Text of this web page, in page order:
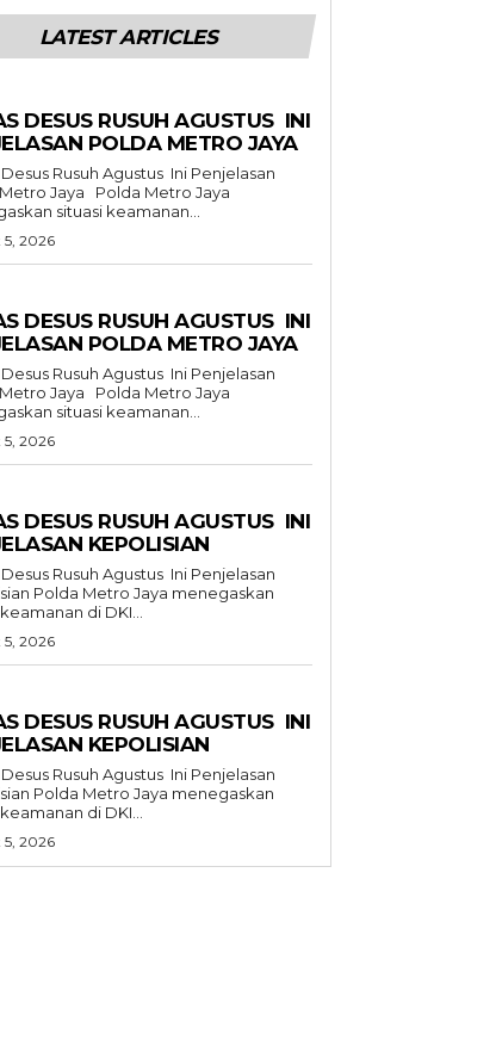
LATEST ARTICLES
DESUS RUSUH AGUSTUS INI
POLDA METRO JAYA
Rusuh Agustus Ini Penjelasan
Polda Metro Jaya
situasi keamanan...
2026
DESUS RUSUH AGUSTUS INI
POLDA METRO JAYA
Rusuh Agustus Ini Penjelasan
Polda Metro Jaya
situasi keamanan...
2026
DESUS RUSUH AGUSTUS INI
KEPOLISIAN
Rusuh Agustus Ini Penjelasan
menegaskan
di DKI...
2026
DESUS RUSUH AGUSTUS INI
KEPOLISIAN
Rusuh Agustus Ini Penjelasan
menegaskan
di DKI...
2026